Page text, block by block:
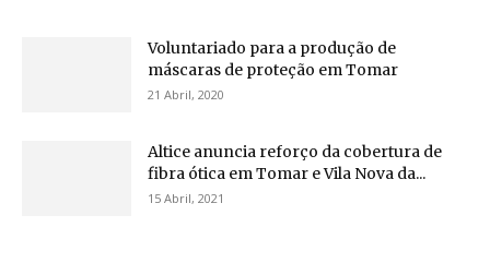
Voluntariado para a produção de
máscaras de proteção em Tomar
21 Abril, 2020
Altice anuncia reforço da cobertura de
fibra ótica em Tomar e Vila Nova da...
15 Abril, 2021